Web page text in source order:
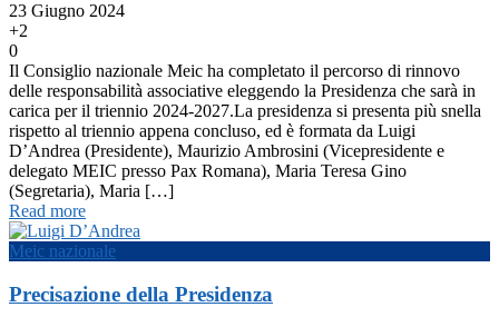
23 Giugno 2024
+2
0
Il Consiglio nazionale Meic ha completato il percorso di rinnovo
delle responsabilità associative eleggendo la Presidenza che sarà in
carica per il triennio 2024-2027.La presidenza si presenta più snella
rispetto al triennio appena concluso, ed è formata da Luigi
D’Andrea (Presidente), Maurizio Ambrosini (Vicepresidente e
delegato MEIC presso Pax Romana), Maria Teresa Gino
(Segretaria), Maria […]
Read more
Meic nazionale
Precisazione della Presidenza